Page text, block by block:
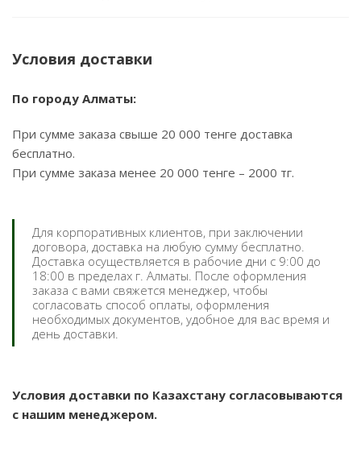
Условия доставки
По городу Алматы:
При сумме заказа свыше 20 000 тенге доставка
бесплатно.
При сумме заказа менее 20 000 тенге – 2000 тг.
Для корпоративных клиентов, при заключении
договора, доставка на любую сумму бесплатно.
Доставка осуществляется в рабочие дни с 9:00 до
18:00 в пределах г. Алматы. После оформления
заказа с вами свяжется менеджер, чтобы
согласовать способ оплаты, оформления
необходимых документов, удобное для вас время и
день доставки.
Условия доставки по Казахстану согласовываются
с нашим менеджером.